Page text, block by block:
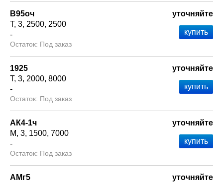
В95оч
Т 3 2500 2500
-
Под заказ
уточняйте
1925
Т 3 2000 8000
-
Под заказ
уточняйте
АК4-1ч
М 3 1500 7000
-
Под заказ
уточняйте
АМг5
уточняйте